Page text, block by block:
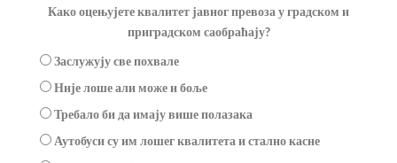
Како оцењујете квалитет јавног превоза у градском и
приградском саобраћају?
Заслужују све похвале
Није лоше али може и боље
Требало би да имају више полазака
Аутобуси су им лошег квалитета и стално касне